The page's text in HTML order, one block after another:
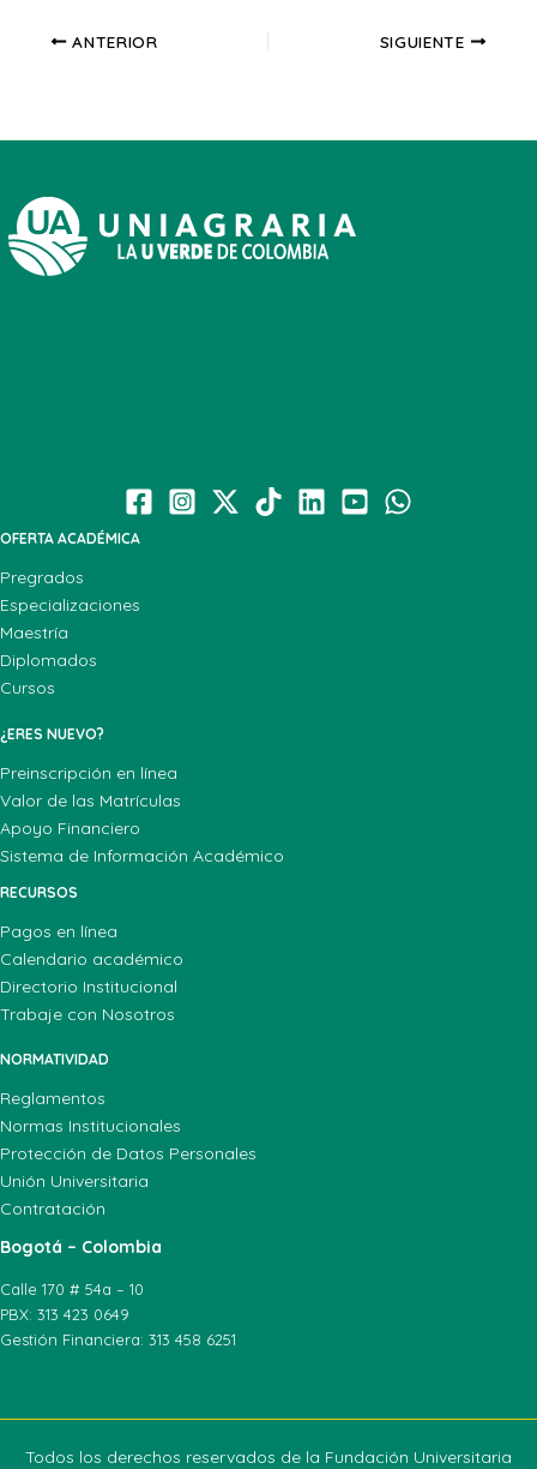
ANTERIOR SIGUIENTE
OFERTA ACADÉMICA
Pregrados
Especializaciones
Maestría
Diplomados
Cursos
¿ERES NUEVO?
Preinscripción en línea
Valor de las Matrículas
Apoyo Financiero
Sistema de Información Académico
RECURSOS
Pagos en línea
Calendario académico
Directorio Institucional
Trabaje con Nosotros
NORMATIVIDAD
Reglamentos
Normas Institucionales
Protección de Datos Personales
Unión Universitaria
Contratación
Bogotá – Colombia
Calle 170 # 54a – 10
PBX: 313 423 0649
Gestión Financiera: 313 458 6251
Todos los derechos reservados de la Fundación Universitaria